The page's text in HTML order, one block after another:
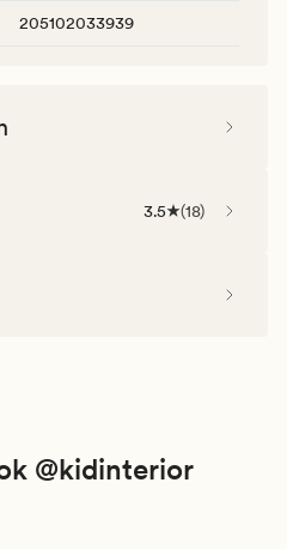
205102033939
3.5 (18)
@kidinterior